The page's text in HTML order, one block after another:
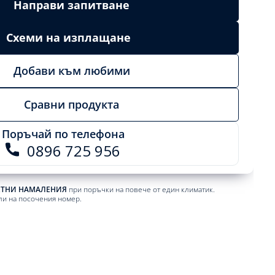
Направи запитване
Схеми на изплащане
Добави към любими
Сравни продукта
Поръчай по телефона
0896 725 956
НАМАЛЕНИЯ при поръчки на повече от един климатик.
на посочения номер.